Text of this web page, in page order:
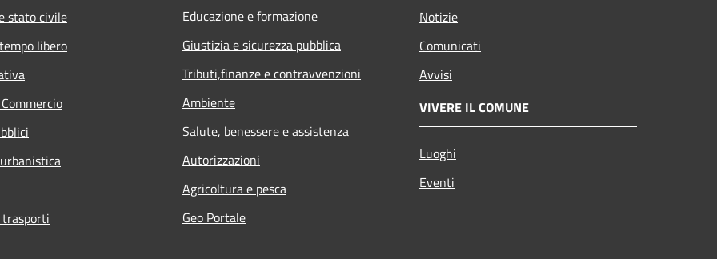
stato civile
libero
Educazione e formazione
Giustizia e sicurezza pubblica
Tributi,finanze e contravvenzioni
Ambiente
Salute, benessere e assistenza
Autorizzazioni
Agricoltura e pesca
Geo Portale
Notizie
Comunicati
Avvisi
VIVERE IL COMUNE
Luoghi
Eventi